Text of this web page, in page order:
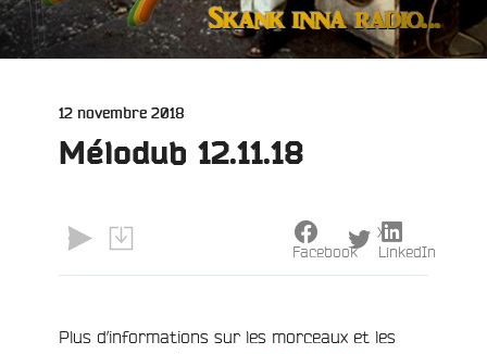
Publié
12 novembre 2018
Mélodub 12.11.18
Plus d’informations sur les morceaux et les
Facebook
X
LinkedIn